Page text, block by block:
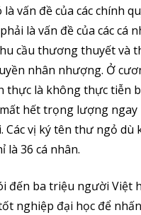
vấn đề của các chính
là vấn đề của các cá
cầu thương thuyết và
nhân nhượng. Ở
thực là không thực tiễn
hết trọng lượng
Các vị ký tên thư ngỏ dù
là 36 cá nhân.
đến ba triệu người Việt
nghiệp đại học để